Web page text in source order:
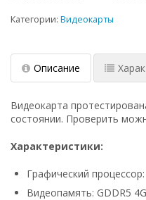
Категории: Видеокарты
Описание
Видеокарта
состоянии. Проверить
Характеристики:
Графический
Видеопамять: GDDR5